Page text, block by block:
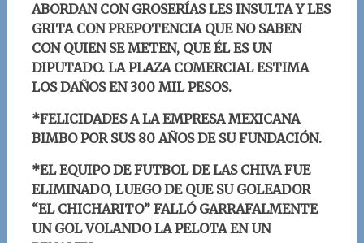
ABORDAN CON GROSERÍAS LES INSULTA Y LES
GRITA CON PREPOTENCIA QUE NO SABEN
CON QUIEN SE METEN, QUE ÉL ES UN
DIPUTADO. LA PLAZA COMERCIAL ESTIMA
LOS DAÑOS EN 300 MIL PESOS.
*FELICIDADES A LA EMPRESA MEXICANA
BIMBO POR SUS 80 AÑOS DE SU FUNDACIÓN.
*EL EQUIPO DE FUTBOL DE LAS CHIVA FUE
ELIMINADO, LUEGO DE QUE SU GOLEADOR
“EL CHICHARITO” FALLÓ GARRAFALMENTE
UN GOL VOLANDO LA PELOTA EN UN